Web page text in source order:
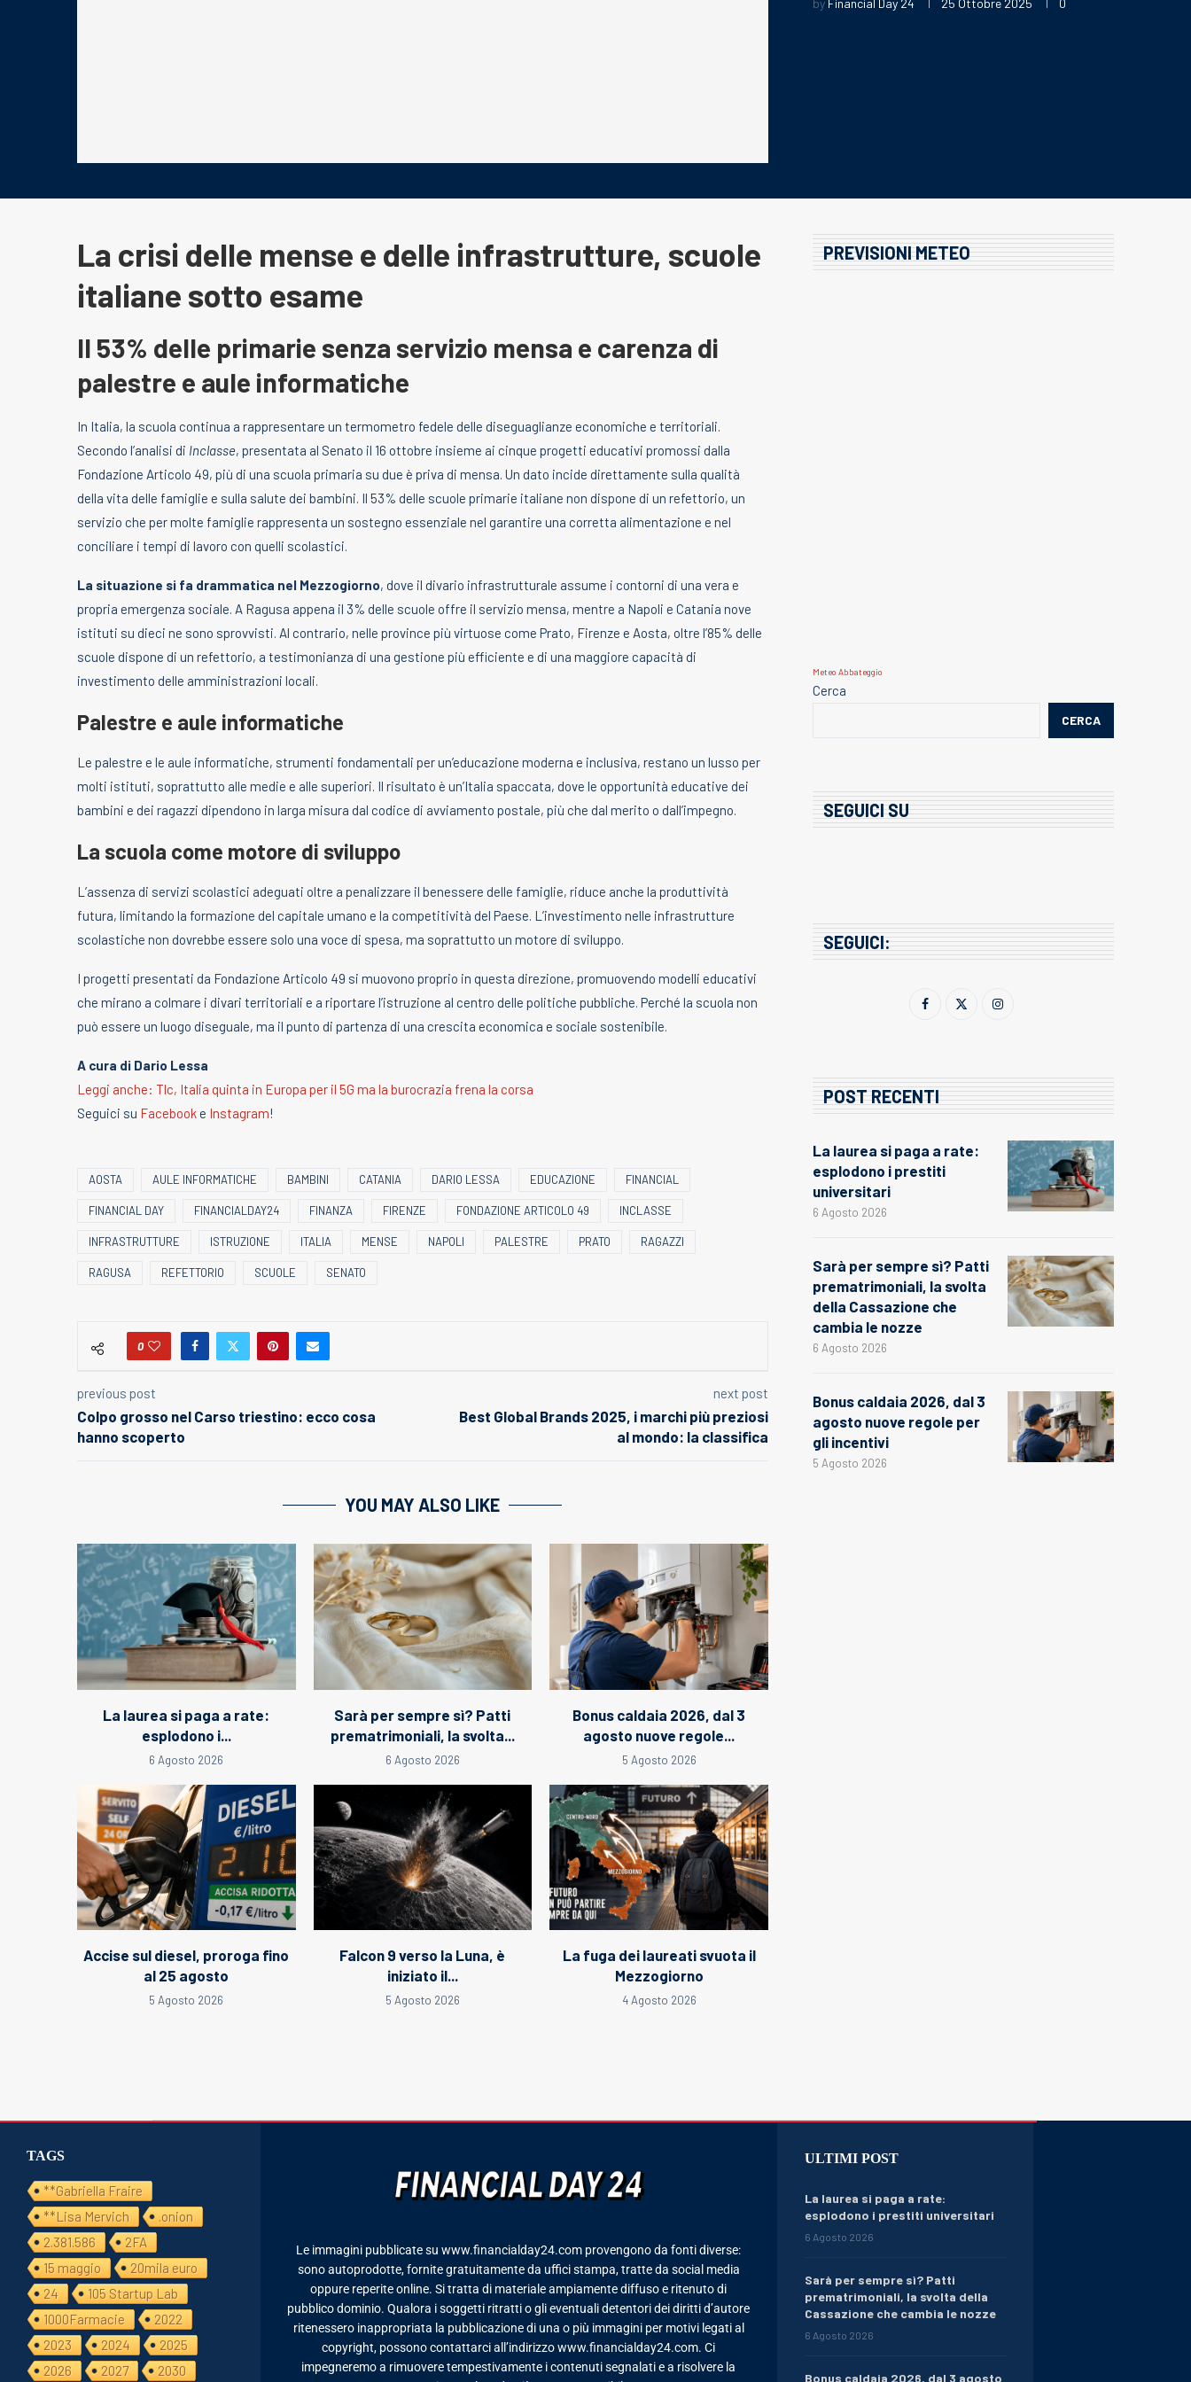
La crisi delle mense e delle infrastrutture, scuole
italiane sotto esame
Il 53% delle primarie senza servizio mensa e carenza di
palestre e aule informatiche
In Italia, la scuola continua a rappresentare un termometro fedele delle diseguaglianze economiche e territoriali.
Secondo l’analisi di Inclasse, presentata al Senato il 16 ottobre insieme ai cinque progetti educativi promossi dalla
Fondazione Articolo 49, più di una scuola primaria su due è priva di mensa. Un dato incide direttamente sulla qualità
della vita delle famiglie e sulla salute dei bambini. Il 53% delle scuole primarie italiane non dispone di un refettorio, un
servizio che per molte famiglie rappresenta un sostegno essenziale nel garantire una corretta alimentazione e nel
conciliare i tempi di lavoro con quelli scolastici.
La situazione si fa drammatica nel Mezzogiorno, dove il divario infrastrutturale assume i contorni di una vera e
propria emergenza sociale. A Ragusa appena il 3% delle scuole offre il servizio mensa, mentre a Napoli e Catania nove
istituti su dieci ne sono sprovvisti. Al contrario, nelle province più virtuose come Prato, Firenze e Aosta, oltre l’85% delle
scuole dispone di un refettorio, a testimonianza di una gestione più efficiente e di una maggiore capacità di
investimento delle amministrazioni locali.
Palestre e aule informatiche
Le palestre e le aule informatiche, strumenti fondamentali per un’educazione moderna e inclusiva, restano un lusso per
molti istituti, soprattutto alle medie e alle superiori. Il risultato è un’Italia spaccata, dove le opportunità educative dei
bambini e dei ragazzi dipendono in larga misura dal codice di avviamento postale, più che dal merito o dall’impegno.
La scuola come motore di sviluppo
L’assenza di servizi scolastici adeguati oltre a penalizzare il benessere delle famiglie, riduce anche la produttività
futura, limitando la formazione del capitale umano e la competitività del Paese. L’investimento nelle infrastrutture
scolastiche non dovrebbe essere solo una voce di spesa, ma soprattutto un motore di sviluppo.
I progetti presentati da Fondazione Articolo 49 si muovono proprio in questa direzione, promuovendo modelli educativi
che mirano a colmare i divari territoriali e a riportare l’istruzione al centro delle politiche pubbliche. Perché la scuola non
può essere un luogo diseguale, ma il punto di partenza di una crescita economica e sociale sostenibile.
A cura di Dario Lessa
Leggi anche: Tlc, Italia quinta in Europa per il 5G ma la burocrazia frena la corsa
Seguici su Facebooke Instagram!
AOSTA AULE INFORMATICHE BAMBINI CATANIA DARIO LESSA EDUCAZIONE FINANCIAL
FINANCIAL DAY FINANCIALDAY24 FINANZA FIRENZE FONDAZIONE ARTICOLO 49 INCLASSE
INFRASTRUTTURE ISTRUZIONE ITALIA MENSE NAPOLI PALESTRE PRATO RAGAZZI
RAGUSA REFETTORIO SCUOLE SENATO
0
previous post
Colpo grosso nel Carso triestino: ecco cosa
hanno scoperto
next post
Best Global Brands 2025, i marchi più preziosi
al mondo: la classifica
YOU MAY ALSO LIKE
La laurea si paga a rate:
esplodono i...
6 Agosto 2026
Sarà per sempre sì? Patti
prematrimoniali, la svolta...
6 Agosto 2026
Bonus caldaia 2026, dal 3
agosto nuove regole...
5 Agosto 2026
Accise sul diesel, proroga fino
al 25 agosto
5 Agosto 2026
Falcon 9 verso la Luna, è
iniziato il...
5 Agosto 2026
La fuga dei laureati svuota il
Mezzogiorno
4 Agosto 2026
PREVISIONI METEO
Meteo Abbateggio
Cerca
CERCA
SEGUICI SU
SEGUICI:
POST RECENTI
La laurea si paga a rate:
esplodono i prestiti
universitari
6 Agosto 2026
Sarà per sempre sì? Patti
prematrimoniali, la svolta
della Cassazione che
cambia le nozze
6 Agosto 2026
Bonus caldaia 2026, dal 3
agosto nuove regole per
gli incentivi
5 Agosto 2026
TAGS
**Gabriella Fraire
**Lisa Mervich
.onion
2.381.586
2FA
15 maggio
20mila euro
24
105 Startup Lab
1000Farmacie
2022
2023
2024
2025
2026
2027 2030
Le immagini pubblicate su www.financialday24.com provengono da fonti diverse:
sono autoprodotte, fornite gratuitamente da uffici stampa, tratte da social media
oppure reperite online. Si tratta di materiale ampiamente diffuso e ritenuto di
pubblico dominio. Qualora i soggetti ritratti o gli eventuali detentori dei diritti d’autore
ritenessero inappropriata la pubblicazione di una o più immagini per motivi legati al
copyright, possono contattarci all’indirizzo www.financialday24.com. Ci
impegneremo a rimuovere tempestivamente i contenuti segnalati e a risolvere la
ULTIMI POST
La laurea si paga a rate:
esplodono i prestiti universitari
6 Agosto 2026
Sarà per sempre sì? Patti
prematrimoniali, la svolta della
Cassazione che cambia le nozze
6 Agosto 2026
Bonus caldaia 2026, dal 3 agosto